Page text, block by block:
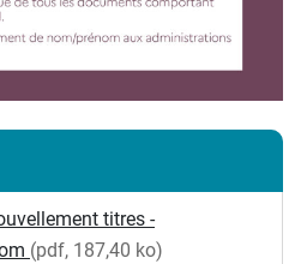
titres -
(pdf, 187,40 ko)